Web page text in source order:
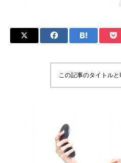
この記事のタイトル